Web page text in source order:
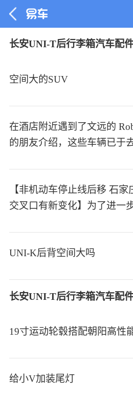
长安UNI-T后行李箱汽车配
空间大的SUV
在酒店附近遇到了文远的
的朋友介绍，这些车辆已于
【非机动车停止线后移 石
交叉口有新变化】为了进一
UNI-K后背空间大吗
长安UNI-T后行李箱汽车配
19寸运动轮毂搭配朝阳高性
给小V加装尾灯